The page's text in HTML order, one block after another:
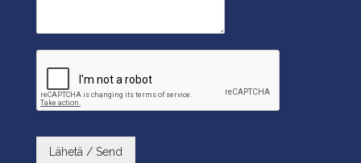
Lähetä / Send